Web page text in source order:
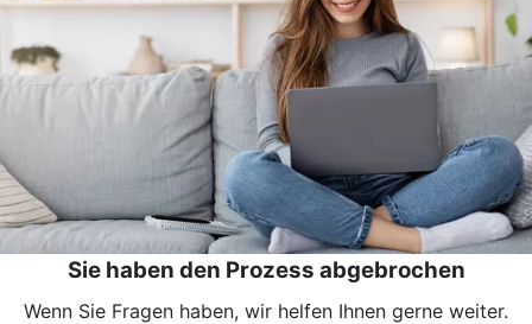
Sie haben den Prozess abgebrochen
Wenn Sie Fragen haben, wir helfen Ihnen gerne weiter.